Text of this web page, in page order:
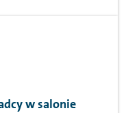
w salonie